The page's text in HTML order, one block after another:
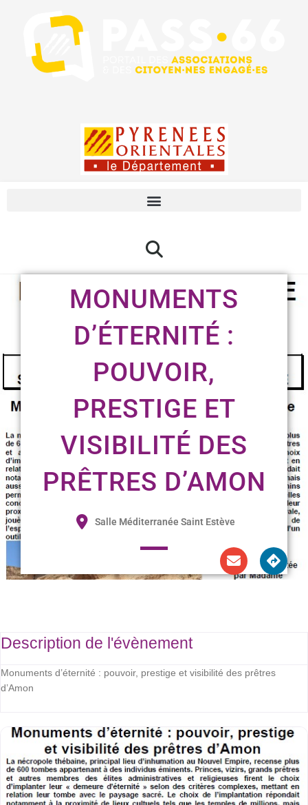
MONUMENTS
D’ÉTERNITÉ :
POUVOIR,
PRESTIGE ET
VISIBILITÉ DES
PRÊTRES D’AMON
Salle Méditerranée Saint Estève
Description de l'évènement
Monuments d’éternité : pouvoir, prestige et visibilité des prêtres
d’Amon